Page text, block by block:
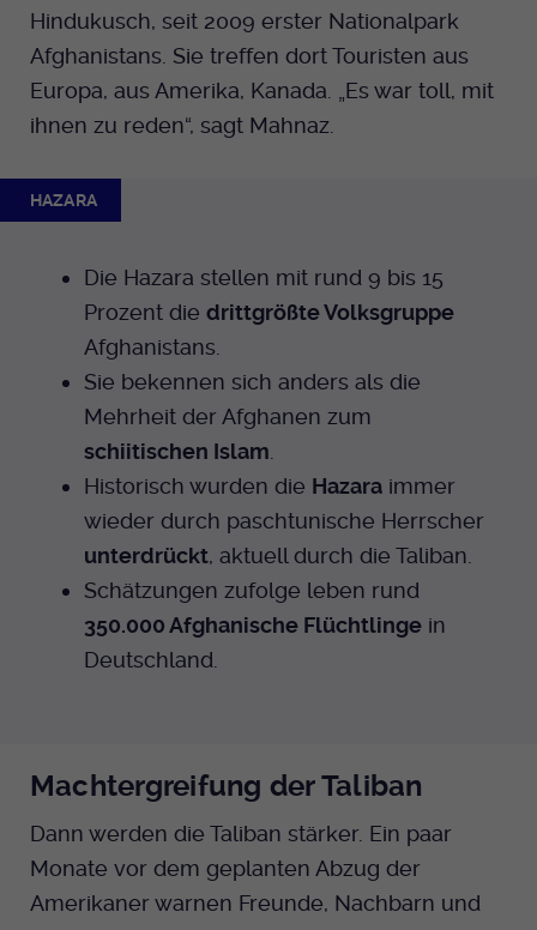
Hindukusch, seit 2009 erster Nationalpark
Afghanistans. Sie treffen dort Touristen aus
Europa, aus Amerika, Kanada. „Es war toll, mit
ihnen zu reden“, sagt Mahnaz.
HAZARA
Die Hazara stellen mit rund 9 bis 15
Prozent die drittgrößte Volksgruppe
Afghanistans.
Sie bekennen sich anders als die
Mehrheit der Afghanen zum
schiitischen Islam
Historisch wurden die Hazara immer
wieder durch paschtunische Herrscher
unterdrückt, aktuell durch die Taliban.
Schätzungen zufolge leben rund
350.000 Afghanische Flüchtlinge in
Deutschland.
Machtergreifung der Taliban
Dann werden die Taliban stärker. Ein paar
Monate vor dem geplanten Abzug der
Amerikaner warnen Freunde, Nachbarn und